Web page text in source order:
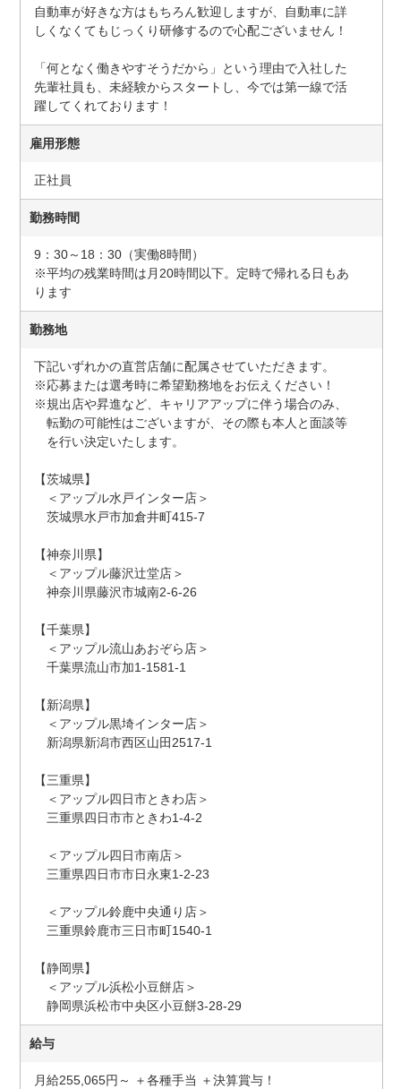
自動車が好きな方はもちろん歓迎しますが、自動車に詳
しくなくてもじっくり研修するので心配ございません！
「何となく働きやすそうだから」という理由で入社した
先輩社員も、未経験からスタートし、今では第一線で活
躍してくれております！
雇用形態
正社員
勤務時間
9：30～18：30（実働8時間）
※平均の残業時間は月20時間以下。定時で帰れる日もあ
ります
勤務地
下記いずれかの直営店舗に配属させていただきます。
※応募または選考時に希望勤務地をお伝えください！
※規出店や昇進など、キャリアアップに伴う場合のみ、
転勤の可能性はございますが、その際も本人と面談等
を行い決定いたします。
【茨城県】
＜アップル水戸インター店＞
茨城県水戸市加倉井町415-7
【神奈川県】
＜アップル藤沢辻堂店＞
神奈川県藤沢市城南2-6-26
【千葉県】
＜アップル流山あおぞら店＞
千葉県流山市加1-1581-1
【新潟県】
＜アップル黒埼インター店＞
新潟県新潟市西区山田2517-1
【三重県】
＜アップル四日市ときわ店＞
三重県四日市市ときわ1-4-2
＜アップル四日市南店＞
三重県四日市市日永東1-2-23
＜アップル鈴鹿中央通り店＞
三重県鈴鹿市三日市町1540-1
【静岡県】
＜アップル浜松小豆餅店＞
静岡県浜松市中央区小豆餅3-28-29
給与
月給255,065円～ ＋各種手当 ＋決算賞与！